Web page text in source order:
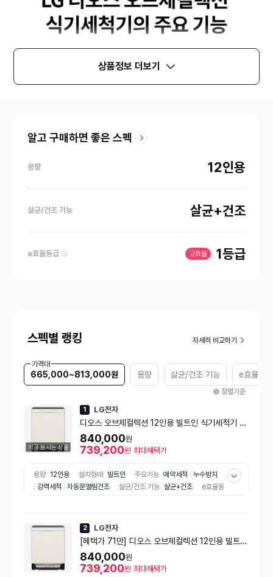
상품정보 더보기
알고 구매하면 좋은 스펙
용량 12인용
살균/건조 기능 살균+건조
e효율등급 고효율 1등급
스펙별 랭킹 자세히 비교하기
가격대
665,000~813,000원 용량 살균/건조 기능 e효율등급
정렬기준
지금 보시는 상품
1 LG전자
디오스 오브제컬렉션 12인용 빌트인 식기세척기 D
UE2BGE
840,000원
739,200원 최대혜택가
용량 12인용 설치형태 빌트인 주요기능 예약세척
누수방지
강력세척
자동문열림건조 살균/건조 기능 살균+건조
e효율등
2 LG전자
[혜택가 71만] 디오스 오브제컬렉션 12인용 빌트인
식기세척기 DUE2BGE
840,000원
739,200원 최대혜택가